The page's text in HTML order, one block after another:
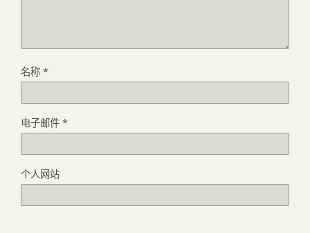
名称 *
电子邮件 *
个人网站